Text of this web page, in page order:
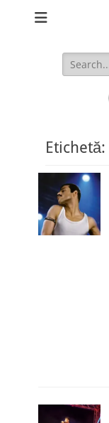
Search
for:
Etichetă: